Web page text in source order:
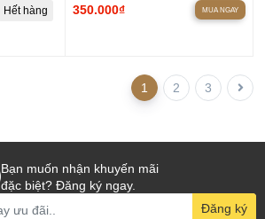
Hết hàng
350.000₫
MUA NGAY
1 2 3
Bạn muốn nhận khuyến mãi
đặc biệt? Đăng ký ngay.
Đăng ký